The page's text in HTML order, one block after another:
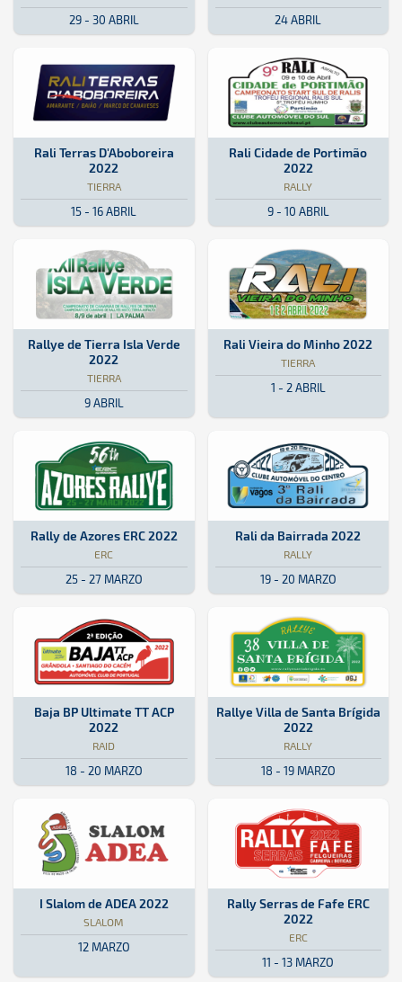
29 - 30 ABRIL 24 ABRIL
Rali Terras D'Aboboreira
2022
TIERRA
15 - 16 ABRIL
Tierra · Rali Terras D'Aboboreira 2022: Aquí podrás encontrar
Portugal Portugal
Rali Cidade de Portimão
2022
RALLY
9 - 10 ABRIL
Rally · Rali Cidade de
PortugalPortugal
Rallye de Tierra Isla Verde
2022
TIERRA
9 ABRIL
Tierra · Rallye de Tierra Isla Verde 2022: Aquí podrás encontrar
Isla de La PalmaIsla de La Palma Rali Vieira do Minho 2022
TIERRA
1 - 2 ABRIL
Tierra · Rali Vieira do Minho
PortugalPortugal
Rally de Azores ERC 2022
ERC
25 - 27 MARZO
ERC · Rally de Azores ERC 2022: Aquí podrás encontrar toda la
PortugalPortugal Rali da Bairrada 2022
RALLY
19 - 20 MARZO
Rally · Rali da Bairrada 2022:
PortugalPortugal
Baja BP Ultimate TT ACP
2022
RAID
18 - 20 MARZO
Raid · Baja BP Ultimate TT ACP 2022: Aquí podrás encontrar
PortugalPortugal
Rallye Villa de Santa Brígida
2022
RALLY
18 - 19 MARZO
Rally · Rallye Villa de Santa
Gran CanariaGran Canaria
I Slalom de ADEA 2022
SLALOM
12 MARZO
Slalom · I Slalom de ADEA 2022: Aquí podrás encontrar toda la
Isla de La PalmaIsla de La Palma
Rally Serras de Fafe ERC
2022
ERC
11 - 13 MARZO
ERC · Rally Serras de Fafe
PortugalPortugal